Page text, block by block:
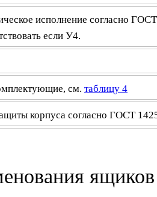
исполнение согласно
если У4.
см. таблицу 4
корпуса согласно ГОСТ